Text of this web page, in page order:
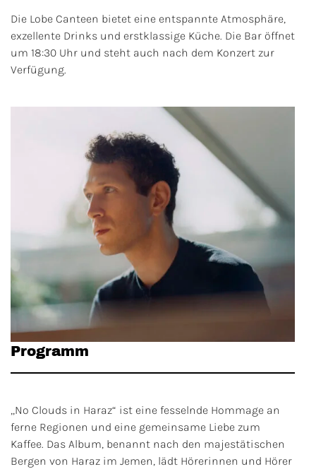
Die Lobe Canteen bietet eine entspannte Atmosphäre,
exzellente Drinks und erstklassige Küche. Die Bar öffnet
um 18:30 Uhr und steht auch nach dem Konzert zur
Verfügung.
Programm
„No Clouds in Haraz“ ist eine fesselnde Hommage an
ferne Regionen und eine gemeinsame Liebe zum
Kaffee. Das Album, benannt nach den majestätischen
Bergen von Haraz im Jemen, lädt Hörerinnen und Hörer